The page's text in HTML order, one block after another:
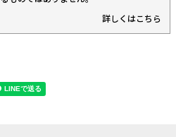
詳しくはこちら